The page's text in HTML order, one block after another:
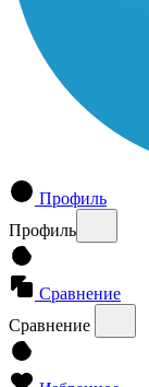
Профиль
Профиль
Сравнение
Сравнение